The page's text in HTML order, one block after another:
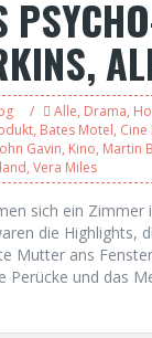
Alle, Drama,
, Bates Motel,
Gavin, Kino, Martin
, Vera Miles
sich ein
die Highlights,
Mutter ans
und das